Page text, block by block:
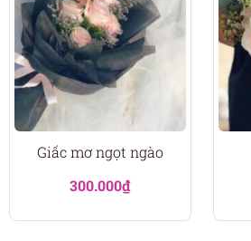
Giấc mơ ngọt ngào
300.000₫